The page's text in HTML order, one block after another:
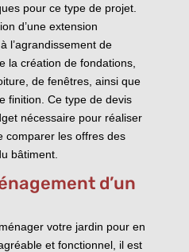
pour ce type de projet.
d’une extension
l’agrandissement de
la création de fondations,
de fenêtres, ainsi que
finition. Ce type de devis
nécessaire pour réaliser
comparer les offres des
bâtiment.
d’un
votre jardin pour en
et fonctionnel, il est